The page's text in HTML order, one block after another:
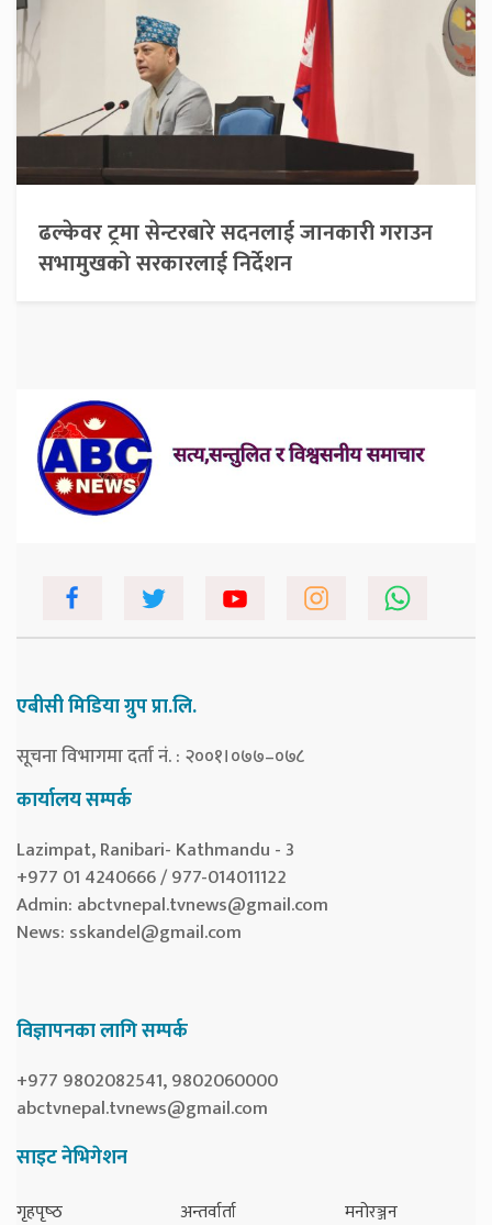
ढल्केवर ट्रमा सेन्टरबारे सदनलाई जानकारी गराउन
सभामुखको सरकारलाई निर्देशन
एबीसी मिडिया ग्रुप प्रा.लि.
सूचना विभागमा दर्ता नं. : २००१।०७७–०७८
कार्यालय सम्पर्क
Lazimpat, Ranibari- Kathmandu - 3
+977 01 4240666 / 977-014011122
Admin: abctvnepal.tvnews@gmail.com
News: sskandel@gmail.com
विज्ञापनका लागि सम्पर्क
+977 9802082541, 9802060000
abctvnepal.tvnews@gmail.com
साइट नेभिगेशन
गृहपृष्‍ठ अन्तर्वार्ता मनोरञ्जन